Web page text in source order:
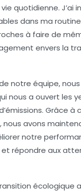
quotidienne. J’ai
dans ma
à faire de
envers la
notre équipe,
nous a ouvert les
Grâce à
nous avons
notre
répondre aux
écologique